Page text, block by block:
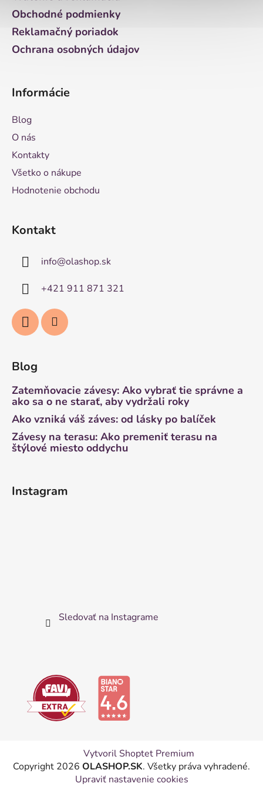
Obchodné podmienky
Reklamačný poriadok
Ochrana osobných údajov
Informácie
Blog
O nás
Kontakty
Všetko o nákupe
Hodnotenie obchodu
Kontakt
info@olashop.sk
+421 911 871 321
Blog
Zatemňovacie závesy: Ako vybrať tie správne a
ako sa o ne starať, aby vydržali roky
Ako vzniká váš záves: od lásky po balíček
Závesy na terasu: Ako premeniť terasu na
štýlové miesto oddychu
Instagram
Sledovať na Instagrame
Vytvoril Shoptet Premium
Copyright 2026 OLASHOP.SK. Všetky práva vyhradené.
Upraviť nastavenie cookies